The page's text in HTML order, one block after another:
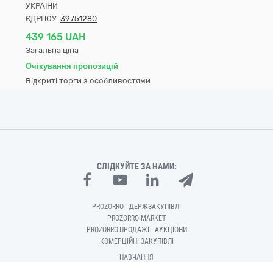
УКРАЇНИ
ЄДРПОУ: 39751280
439 165 UAH
Загальна ціна
Очікування пропозицій
Відкриті торги з особливостями
СЛІДКУЙТЕ ЗА НАМИ:
PROZORRO - ДЕРЖЗАКУПІВЛІ
PROZORRO MARKET
PROZORRO.ПРОДАЖІ - АУКЦІОНИ
КОМЕРЦІЙНІ ЗАКУПІВЛІ
НАВЧАННЯ